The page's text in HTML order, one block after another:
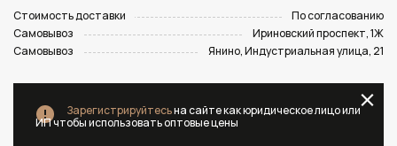
Стоимость доставки
По согласованию
Самовывоз
Ириновский проспект, 1Ж
Самовывоз
Янино, Индустриальная улица, 21
Зарегистрируйтесьна сайте как юридическое лицо или
ИП чтобы использовать оптовые цены